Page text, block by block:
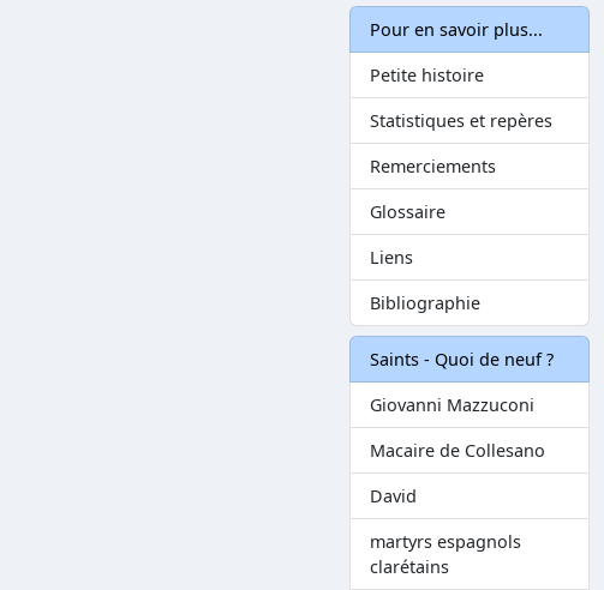
Pour en savoir plus...
Petite histoire
Statistiques et repères
Remerciements
Glossaire
Liens
Bibliographie
Saints - Quoi de neuf ?
Giovanni Mazzuconi
Macaire de Collesano
David
martyrs espagnols
clarétains